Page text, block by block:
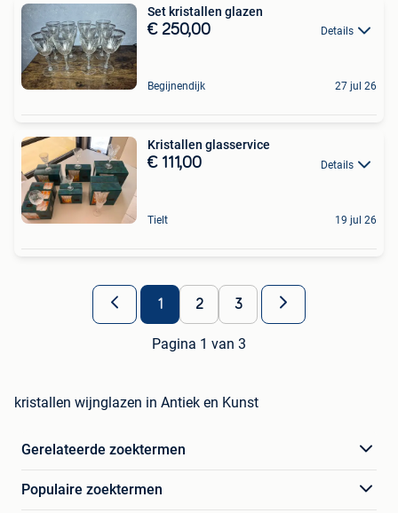
Set kristallen glazen
€ 250,00 Details
Begijnendijk 27 jul 26
Kristallen glasservice
€ 111,00 Details
Tielt 19 jul 26
1 2 3
Pagina 1 van 3
kristallen wijnglazen in Antiek en Kunst
Gerelateerde zoektermen
Populaire zoektermen